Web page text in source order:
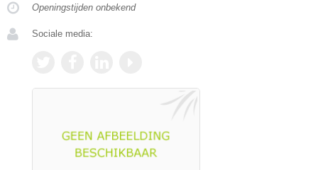
Openingstijden onbekend
Sociale media: